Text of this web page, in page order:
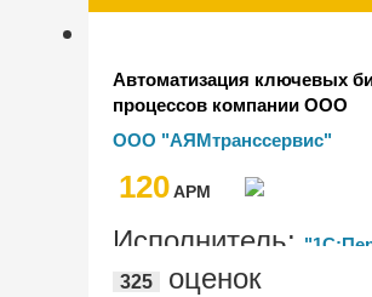
Автоматизация ключевых
процессов компании ООО
"Аямтранссервис" на базе
ООО "АЯМтранссервис"
120AРМ
Исполнитель:
Москва – Центральный офис"
325 оценок